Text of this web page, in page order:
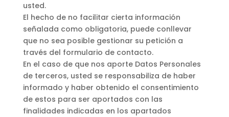
usted.
El hecho de no facilitar cierta información
señalada como obligatoria, puede conllevar
que no sea posible gestionar su petición a
través del formulario de contacto.
En el caso de que nos aporte Datos Personales
de terceros, usted se responsabiliza de haber
informado y haber obtenido el consentimiento
de estos para ser aportados con las
finalidades indicadas en los apartados